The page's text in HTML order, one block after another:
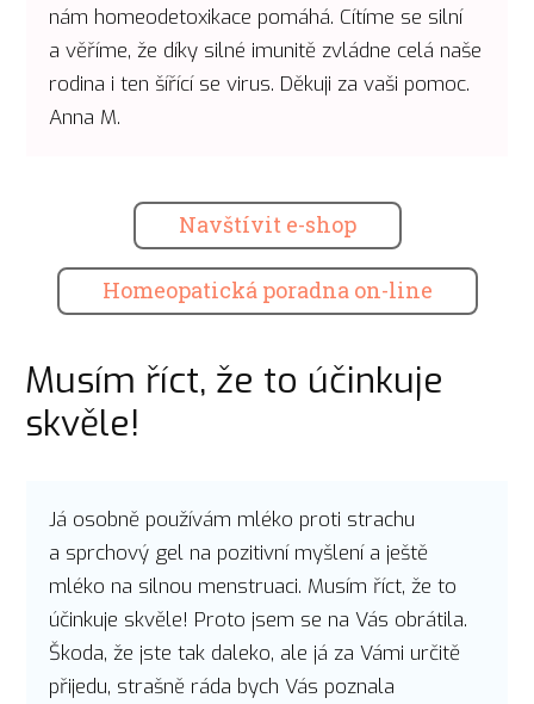
nám homeodetoxikace pomáhá. Cítíme se silní
a věříme, že díky silné imunitě zvládne celá naše
rodina i ten šířící se virus. Děkuji za vaši pomoc.
Anna M.
Navštívit e-shop
Homeopatická poradna on-line
Musím říct, že to účinkuje
skvěle!
Já osobně používám mléko proti strachu
a sprchový gel na pozitivní myšlení a ještě
mléko na silnou menstruaci. Musím říct, že to
účinkuje skvěle! Proto jsem se na Vás obrátila.
Škoda, že jste tak daleko, ale já za Vámi určitě
přijedu, strašně ráda bych Vás poznala